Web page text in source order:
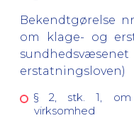
Bekendtgørelse
om klage- og
erstatningsloven)
§ 2, stk. 1, om
virksomhed